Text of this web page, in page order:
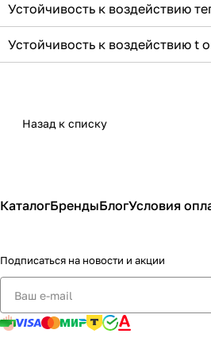
Устойчивость к воздействию
Устойчивость к воздействию t
Назад к списку
КаталогБрендыБлогУсловия
Подписаться на новости и акции